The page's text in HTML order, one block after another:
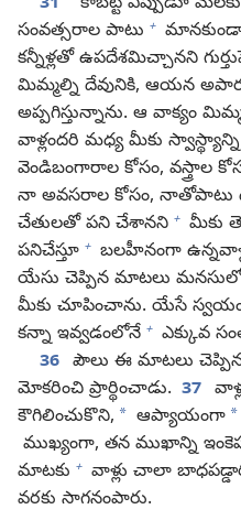
సంవత్సరాల పాటు + మానకుండా
కన్నీళ్లతో ఉపదేశమిచ్చానని
మిమ్మల్ని దేవునికి, ఆయన
అప్పగిస్తున్నాను. ఆ వాక్యం
వాళ్లందరి మధ్య మీకు
వెండిబంగారాల కోసం, వస్త్రాల
నా అవసరాల కోసం, నాతోపాటు
చేతులతో పని చేశానని + మీకు
పనిచేస్తూ + బలహీనంగా
యేసు చెప్పిన మాటలు
మీకు చూపించాను. యేసే
కన్నా ఇవ్వడంలోనే + ఎక్కువ
36 పౌలు ఈ మాటలు
మోకరించి ప్రార్థించాడు. 37
కౌగిలించుకొని, * ఆప్యాయంగా *
ముఖ్యంగా, తన ముఖాన్ని
మాటకు + వాళ్లు చాలా
వరకు సాగనంపారు.